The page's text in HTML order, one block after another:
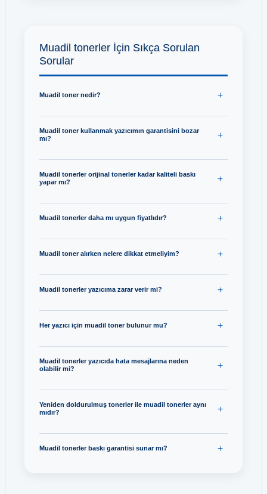
Muadil tonerler İçin Sıkça Sorulan
Sorular
Muadil toner nedir?
Muadil toner kullanmak yazıcımın garantisini bozar
mı?
Muadil tonerler orijinal tonerler kadar kaliteli baskı
yapar mı?
Muadil tonerler daha mı uygun fiyatlıdır?
Muadil toner alırken nelere dikkat etmeliyim?
Muadil tonerler yazıcıma zarar verir mi?
Her yazıcı için muadil toner bulunur mu?
Muadil tonerler yazıcıda hata mesajlarına neden
olabilir mi?
Yeniden doldurulmuş tonerler ile muadil tonerler aynı
mıdır?
Muadil tonerler baskı garantisi sunar mı?